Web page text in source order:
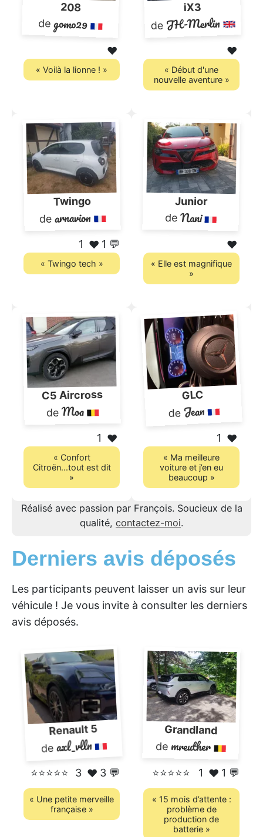
208
degomo29
❤️
« Voilà la lionne ! »
iX3
de JH-Merlin
❤️
« Début d'une
nouvelle aventure »
Twingo
de arnavion
1 💬
1 ❤️
« Twingo tech »
Junior
de Nani
❤️
« Elle est magnifique
»
C5 Aircross
deMoa
1 ❤️
« Confort
Citroën...tout est dit
»
GLC
de Jean
1 ❤️
« Ma meilleure
voiture et j’en eu
beaucoup »
Réalisé avec passion par François. Soucieux de la
qualité, contactez-moi.
Derniers avis déposés
Les participants peuvent laisser un avis sur leur
véhicule ! Je vous invite à consulter les derniers
avis déposés.
Renault 5
deaxl_vlln
⭐⭐⭐⭐⭐ 3 💬
3 ❤️
« Une petite merveille
française »
Grandland
de mreuther
⭐⭐⭐⭐⭐ 1 💬
1 ❤️
« 15 mois d’attente :
problème de
production de
batterie »